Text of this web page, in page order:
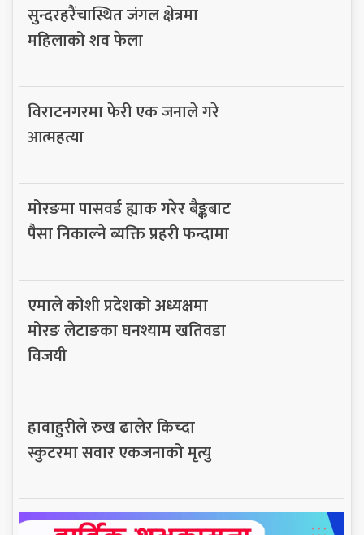
सुन्दरहरैंचास्थित जंगल क्षेत्रमा
महिलाको शव फेला
विराटनगरमा फेरी एक जनाले गरे
आत्महत्या
मोरङमा पासवर्ड ह्याक गरेर बैङ्कबाट
पैसा निकाल्ने ब्यक्ति प्रहरी फन्दामा
एमाले कोशी प्रदेशको अध्यक्षमा
मोरङ लेटाङका घनश्याम खतिवडा
विजयी
हावाहुरीले रुख ढालेर किच्दा
स्कुटरमा सवार एकजनाको मृत्यु